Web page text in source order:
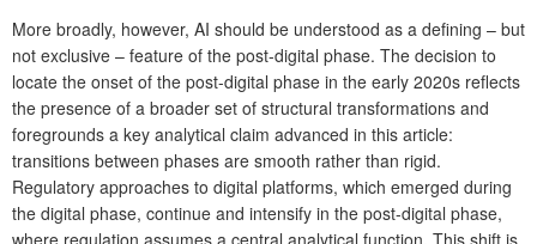
More broadly, however, AI should be understood as a defining – but
not exclusive – feature of the post-digital phase. The decision to
locate the onset of the post-digital phase in the early 2020s reflects
the presence of a broader set of structural transformations and
foregrounds a key analytical claim advanced in this article:
transitions between phases are smooth rather than rigid.
Regulatory approaches to digital platforms, which emerged during
the digital phase, continue and intensify in the post-digital phase,